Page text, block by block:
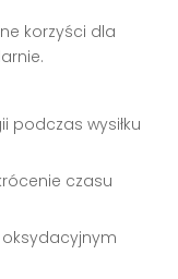
korzyści dla
podczas wysiłku
czasu